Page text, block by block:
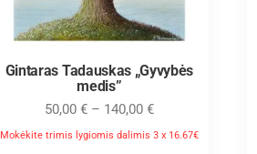
Gintaras Tadauskas „Gyvybės
medis”
50,00 € – 140,00 €
Mokėkite trimis lygiomis dalimis 3 x 16.67€